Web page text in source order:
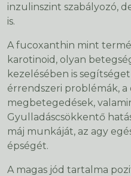
inzulinszint szabályozó,
is.
A fucoxanthin mint
karotinoid, olyan
kezelésében is
érrendszeri problémák, a
megbetegedések,
Gyulladáscsökkentő
máj munkáját, az agy
épségét.
A magas jód tartalma